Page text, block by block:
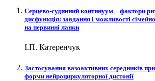
Серцево-судинний континуум – фактори
дисфункція: завдання і можливості
на первинні ланки
І.П. Катеренчук
Застосування вазоактивних середників при
форми нейроциркуляторної дистонії